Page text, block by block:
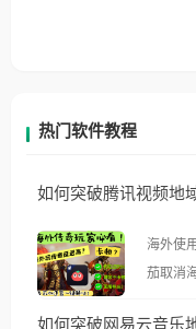
热门软件教程
如何突破腾讯视频地
海外使
茄取消海外地区限
如何突破网易云音乐